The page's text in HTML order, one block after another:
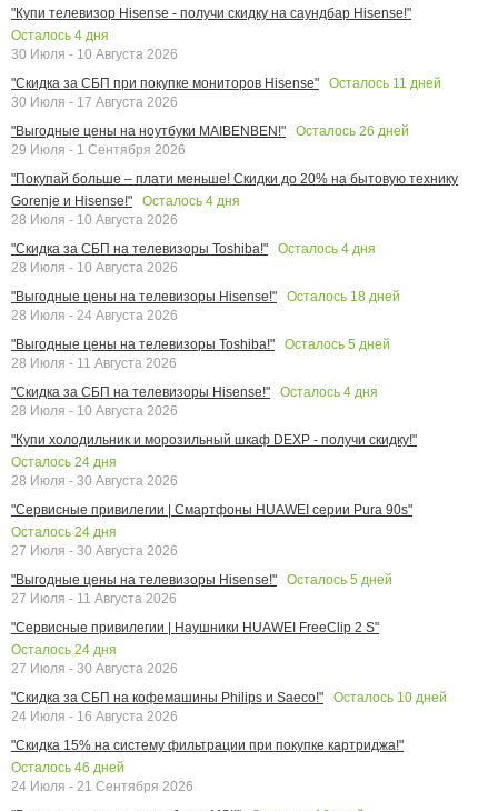
"Купи телевизор Hisense - получи скидку на саундбар Hisense!"
Осталось 4 дня
30 Июля - 10 Августа 2026
"Скидка за СБП при покупке мониторов Hisense"
Осталось 11 дней
30 Июля - 17 Августа 2026
"Выгодные цены на ноутбуки MAIBENBEN!"
Осталось 26 дней
29 Июля - 1 Сентября 2026
"Покупай больше – плати меньше! Скидки до 20% на бытовую технику
Gorenje и Hisense!"
Осталось 4 дня
28 Июля - 10 Августа 2026
"Скидка за СБП на телевизоры Toshiba!"
Осталось 4 дня
28 Июля - 10 Августа 2026
"Выгодные цены на телевизоры Hisense!"
Осталось 18 дней
28 Июля - 24 Августа 2026
"Выгодные цены на телевизоры Toshiba!"
Осталось 5 дней
28 Июля - 11 Августа 2026
"Скидка за СБП на телевизоры Hisense!"
Осталось 4 дня
28 Июля - 10 Августа 2026
"Купи холодильник и морозильный шкаф DEXP - получи скидку!"
Осталось 24 дня
28 Июля - 30 Августа 2026
"Сервисные привилегии | Смартфоны HUAWEI серии Pura 90s"
Осталось 24 дня
27 Июля - 30 Августа 2026
"Выгодные цены на телевизоры Hisense!"
Осталось 5 дней
27 Июля - 11 Августа 2026
"Сервисные привилегии | Наушники HUAWEI FreeClip 2 S"
Осталось 24 дня
27 Июля - 30 Августа 2026
"Скидка за СБП на кофемашины Philips и Saeco!"
Осталось 10 дней
24 Июля - 16 Августа 2026
"Скидка 15% на систему фильтрации при покупке картриджа!"
Осталось 46 дней
24 Июля - 21 Сентября 2026